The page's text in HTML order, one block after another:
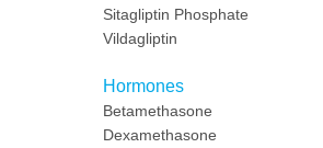
Sitagliptin Phosphate
Vildagliptin
Hormones
Betamethasone
Dexamethasone